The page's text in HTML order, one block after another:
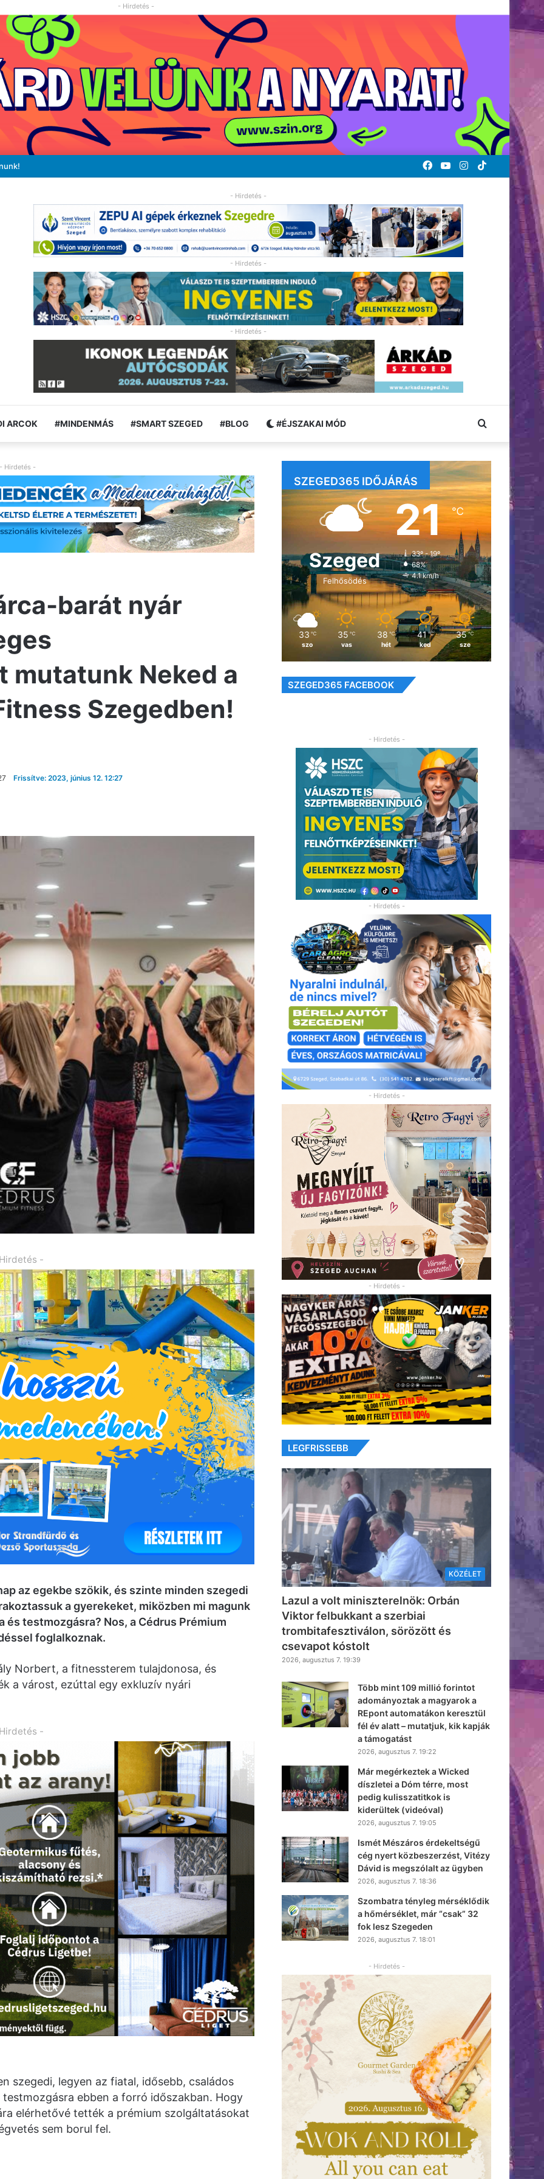
- Hirdetés -
TikTok
Instagram
YouTube
Facebook
- Hirdetés -
- Hirdetés -
- Hirdetés -
ARCOK #MINDENMÁS #SMART SZEGED #BLOG #ÉJSZAKAI MÓD Keresés:
- Hirdetés -
barát nyár
Neked a
Szegedben!
Frissítve: 2023, június 12. 12:27
-
az egekbe szökik, és szinte minden szegedi
a gyerekeket, miközben mi magunk
testmozgásra? Nos, a Cédrus Prémium
foglalkoznak.
Norbert, a fitnessterem tulajdonosa, és
a várost, ezúttal egy exkluzív nyári
-
szegedi, legyen az fiatal, idősebb, családos
ebben a forró időszakban. Hogy
elérhetővé tették a prémium szolgáltatásokat
sem borul fel.
SZEGED365 IDŐJÁRÁS
Szeged
Felhősödés
21℃
33º - 19º
68%
4.1 km/h
33 ℃
szo
35 ℃
vas
38 ℃
hét
41 ℃
ked
35 ℃
sze
SZEGED365 FACEBOOK
- Hirdetés -
- Hirdetés -
- Hirdetés -
- Hirdetés -
LEGFRISSEBB
KÖZÉLET
Lazul a volt miniszterelnök: Orbán
Viktor felbukkant a szerbiai
trombitafesztiválon, sörözött és
csevapot kóstolt
2026, augusztus 7. 19:39
Több mint 109 millió forintot
adományoztak a magyarok a
REpont automatákon keresztül
fél év alatt – mutatjuk, kik kapják
a támogatást
2026, augusztus 7. 19:22
Már megérkeztek a Wicked
díszletei a Dóm térre, most
pedig kulisszatitkok is
kiderültek (videóval)
2026, augusztus 7. 19:05
Ismét Mészáros érdekeltségű
cég nyert közbeszerzést, Vitézy
Dávid is megszólalt az ügyben
2026, augusztus 7. 18:36
Szombatra tényleg mérséklődik
a hőmérséklet, már “csak” 32
fok lesz Szegeden
2026, augusztus 7. 18:01
- Hirdetés -